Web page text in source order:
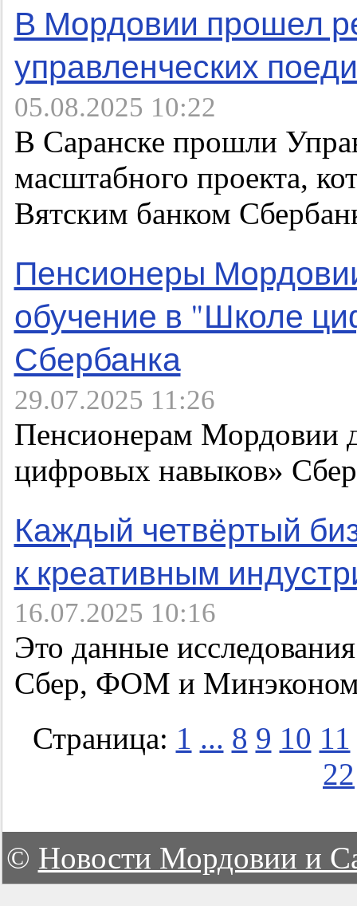
В Мордовии прошел
управленческих
05.08.2025 10:22
В Саранске прошли
масштабного проекта,
Вятским банком
Пенсионеры
обучение в "Школе
Сбербанка
29.07.2025 11:26
Пенсионерам Мордовии
цифровых навыков»
Каждый четвёртый
к креативным
16.07.2025 10:16
Это данные
Сбер, ФОМ и
Страница: 1 ... 8 9 10 11
22
© Новости Мордовии и